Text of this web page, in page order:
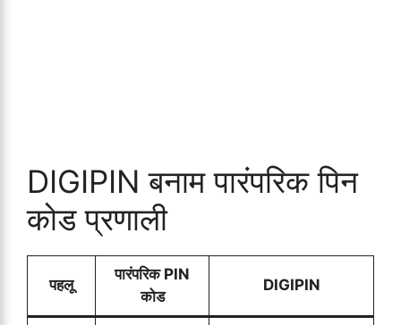
DIGIPIN बनाम पारंपरिक पिन
कोड प्रणाली
पहलू
पारंपरिक PIN
कोड
DIGIPIN